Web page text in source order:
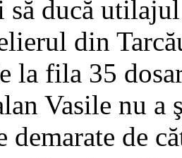
ducă
din
la fila 35
Vasile nu a
de